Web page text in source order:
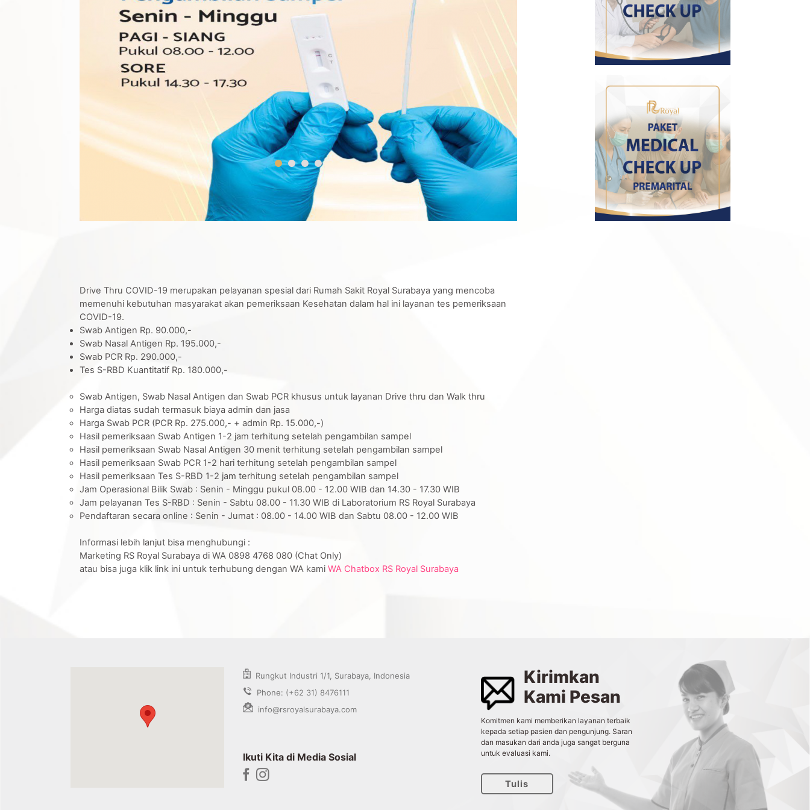
Drive Thru COVID-19 merupakan pelayanan spesial dari Rumah Sakit Royal Surabaya yang mencoba
memenuhi kebutuhan masyarakat akan pemeriksaan Kesehatan dalam hal ini layanan tes pemeriksaan
COVID-19.
Swab Antigen Rp. 90.000,-
Swab Nasal Antigen Rp. 195.000,-
Swab PCR Rp. 290.000,-
Tes S-RBD Kuantitatif Rp. 180.000,-
Swab Antigen, Swab Nasal Antigen dan Swab PCR khusus untuk layanan Drive thru dan Walk thru
Harga diatas sudah termasuk biaya admin dan jasa
Harga Swab PCR (PCR Rp. 275.000,- + admin Rp. 15.000,-)
Hasil pemeriksaan Swab Antigen 1-2 jam terhitung setelah pengambilan sampel
Hasil pemeriksaan Swab Nasal Antigen 30 menit terhitung setelah pengambilan sampel
Hasil pemeriksaan Swab PCR 1-2 hari terhitung setelah pengambilan sampel
Hasil pemeriksaan Tes S-RBD 1-2 jam terhitung setelah pengambilan sampel
Jam Operasional Bilik Swab : Senin - Minggu pukul 08.00 - 12.00 WIB dan 14.30 - 17.30 WIB
Jam pelayanan Tes S-RBD : Senin - Sabtu 08.00 - 11.30 WIB di Laboratorium RS Royal Surabaya
Pendaftaran secara online : Senin - Jumat : 08.00 - 14.00 WIB dan Sabtu 08.00 - 12.00 WIB
Informasi lebih lanjut bisa menghubungi :
Marketing RS Royal Surabaya di WA 0898 4768 080 (Chat Only)
atau bisa juga klik link ini untuk terhubung dengan WA kami WA Chatbox RS Royal Surabaya
Rungkut Industri 1/1, Surabaya, Indonesia
Phone: (+62 31) 8476111
info@rsroyalsurabaya.com
Ikuti Kita di Media Sosial
Kirimkan
Kami Pesan
Komitmen kami memberikan layanan terbaik
kepada setiap pasien dan pengunjung. Saran
dan masukan dari anda juga sangat berguna
untuk evaluasi kami.
Tulis